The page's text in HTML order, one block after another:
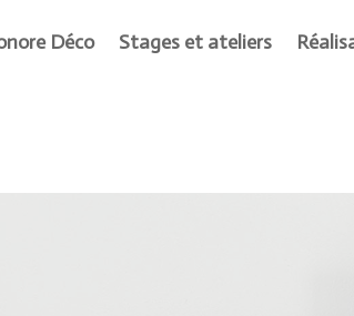
Déco Stages et ateliers